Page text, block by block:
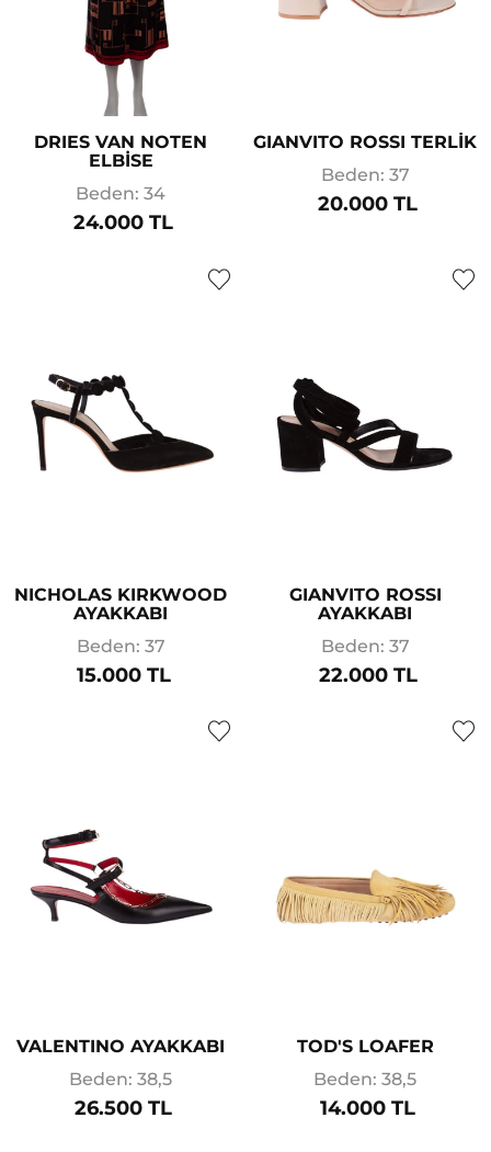
DRIES VAN NOTEN
ELBİSE
Beden: 34
24.000 TL
GIANVITO ROSSI TERLİK
Beden: 37
20.000 TL
NICHOLAS KIRKWOOD
AYAKKABI
Beden: 37
15.000 TL
GIANVITO ROSSI
AYAKKABI
Beden: 37
22.000 TL
VALENTINO AYAKKABI
Beden: 38,5
26.500 TL
TOD'S LOAFER
Beden: 38,5
14.000 TL